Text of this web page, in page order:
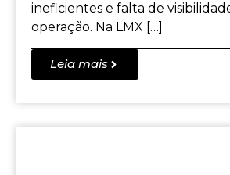
ineficientes e falta de
operação. Na LMX […]
Leia mais